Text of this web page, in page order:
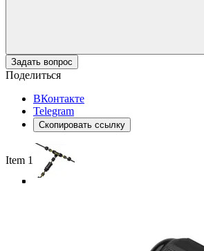
Задать вопрос
Поделиться
ВКонтакте
Telegram
Скопировать ссылку
Item 1 of 4